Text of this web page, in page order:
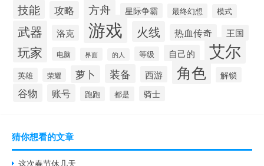
技能 攻略 方舟 星际争霸 最终幻想 模式
武器 洛克 游戏 火线 热血传奇 王国
玩家 电脑 界面 的人 等级 自己的 艾尔
英雄 荣耀 萝卜 装备 西游 角色 解锁
谷物 账号 跑跑 都是 骑士
猜你想看的文章
这次春节休几天